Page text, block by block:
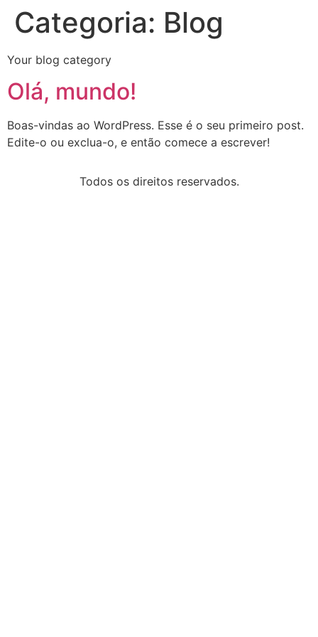
Categoria: Blog
Your blog category
Olá, mundo!
Boas-vindas ao WordPress. Esse é o seu primeiro post.
Edite-o ou exclua-o, e então comece a escrever!
Todos os direitos reservados.